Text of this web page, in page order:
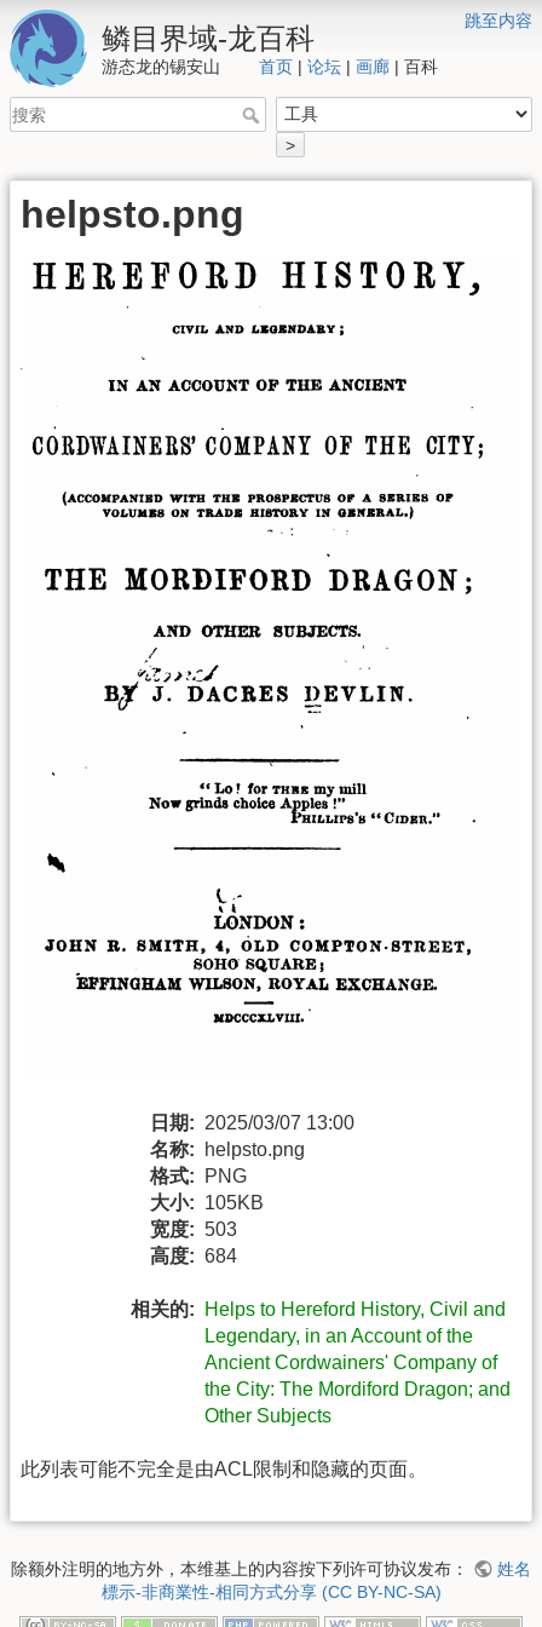
跳至内容
鳞目界域-龙百科
游态龙的锡安山 首页 | 论坛 | 画廊 | 百科
>
helpsto.png
日期: 2025/03/07 13:00
名称:
helpsto.png
格式:
PNG
大小: 105KB
宽度: 503
高度: 684
相关的:
Helps to Hereford History, Civil and
Legendary, in an Account of the
Ancient Cordwainers' Company of
the City: The Mordiford Dragon; and
Other Subjects
此列表可能不完全是由ACL限制和隐藏的页面。
除额外注明的地方外，本维基上的内容按下列许可协议发布：
姓名
標示-非商業性-相同方式分享 (CC BY-NC-SA)